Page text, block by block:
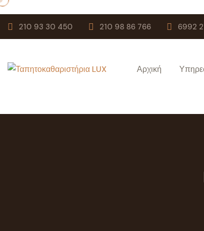
210 93 30 450 210 98 86 766 6992
Αρχική